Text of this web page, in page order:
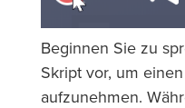
Beginnen Sie zu
Skript vor, um
aufzunehmen.